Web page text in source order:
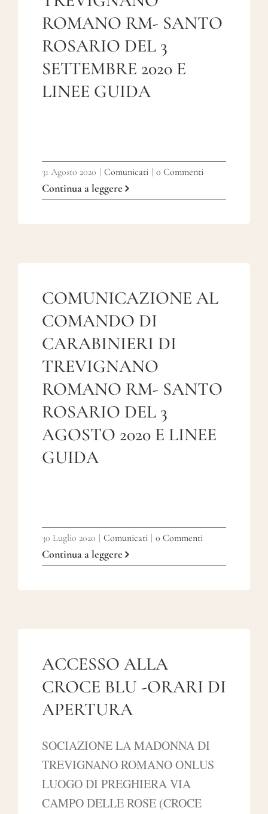
ROMANO RM- SANTO
ROSARIO DEL 3
SETTEMBRE 2020 E
LINEE GUIDA
31 Agosto 2020 Comunicati 0 Commenti
Continua a leggere
COMUNICAZIONE AL
COMANDO DI
CARABINIERI DI
TREVIGNANO
ROMANO RM- SANTO
ROSARIO DEL 3
AGOSTO 2020 E LINEE
GUIDA
30 Luglio 2020 Comunicati 0 Commenti
Continua a leggere
ACCESSO ALLA
CROCE BLU -ORARI DI
APERTURA
SOCIAZIONE LA MADONNA DI
TREVIGNANO ROMANO ONLUS
LUOGO DI PREGHIERA VIA
CAMPO DELLE ROSE (CROCE